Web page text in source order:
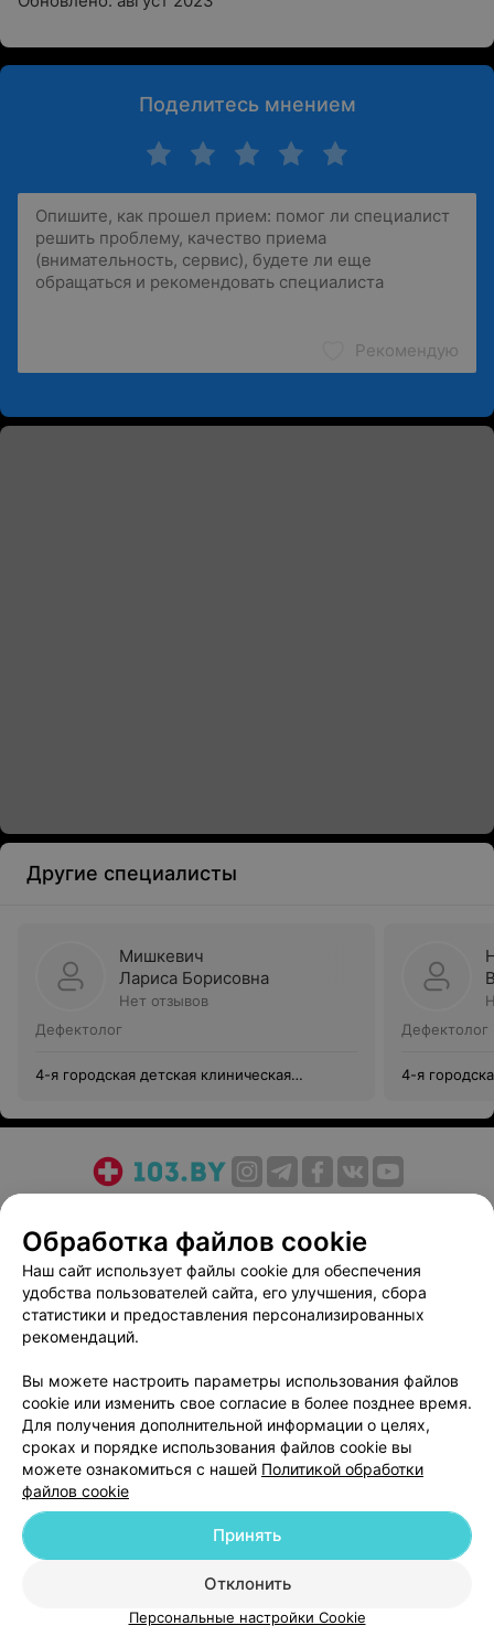
Поделитесь мнением
Рекомендую
Другие специалисты
Мишкевич
Лариса Борисовна
Нет отзывов
Дефектолог
4-я городская детская клиническая
Дефектолог
4-я
Медицинский маркетинг
Публичный договор
Пользовательское соглашение
Способы оплаты
Вакансии
Партнеры
Написать руководителю 103.by
Персональные настройки cookie
Обработка персональных данных
Обработка файлов cookie
Наш сайт использует файлы cookie для обеспечения
удобства пользователей сайта, его улучшения, сбора
статистики и предоставления персонализированных
рекомендаций.
Вы можете настроить параметры использования файлов
cookie или изменить свое согласие в более позднее время.
Для получения дополнительной информации о целях,
сроках и порядке использования файлов cookie вы
можете ознакомиться с нашей Политикой обработки
файлов cookie
Отклонить
Принять
Персональные настройки Cookie